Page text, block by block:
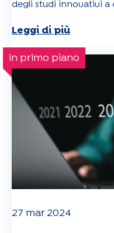
degli studi innovativi a
Leggi di più
in primo piano
27 mar 2024